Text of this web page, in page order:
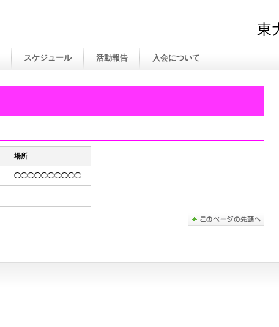
東
場所
◯◯◯◯◯◯◯◯◯◯
スケジュール 活動報告 入会について